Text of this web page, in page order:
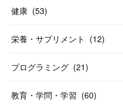
健康 (53)
栄養・サプリメント (12)
プログラミング (21)
教育・学問・学習 (60)